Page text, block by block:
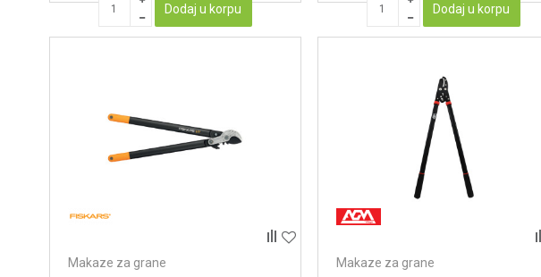
Dodaj u korpu Dodaj u korpu
Makaze za grane
Makaze za grane